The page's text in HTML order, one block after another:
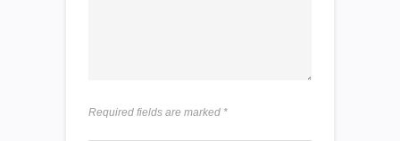
Required fields are marked *